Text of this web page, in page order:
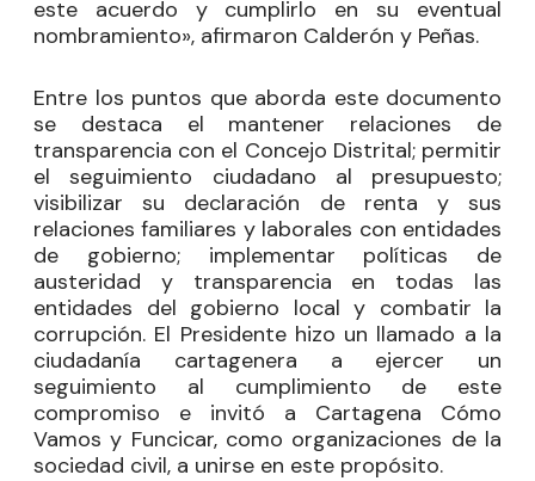
este acuerdo y cumplirlo en su eventual
nombramiento», afirmaron Calderón y Peñas.
Entre los puntos que aborda este documento
se destaca el mantener relaciones de
transparencia con el Concejo Distrital; permitir
el seguimiento ciudadano al presupuesto;
visibilizar su declaración de renta y sus
relaciones familiares y laborales con entidades
de gobierno; implementar políticas de
austeridad y transparencia en todas las
entidades del gobierno local y combatir la
corrupción. El Presidente hizo un llamado a la
ciudadanía cartagenera a ejercer un
seguimiento al cumplimiento de este
compromiso e invitó a Cartagena Cómo
Vamos y Funcicar, como organizaciones de la
sociedad civil, a unirse en este propósito.